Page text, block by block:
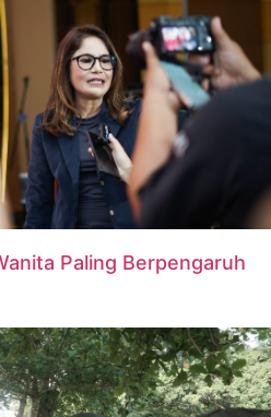
Paling Berpengaruh